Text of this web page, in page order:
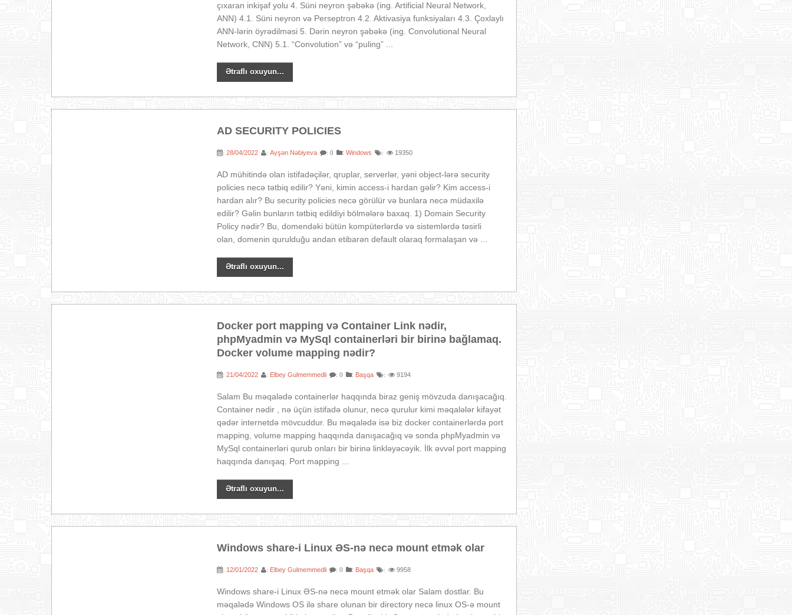
çıxaran inkişaf yolu 4. Süni neyron şəbəkə (ing. Artificial Neural Network,
ANN) 4.1. Süni neyron və Perseptron 4.2. Aktivasiya funksiyaları 4.3. Çoxlaylı
ANN-lərin öyrədilməsi 5. Dərin neyron şəbəkə (ing. Convolutional Neural
Network, CNN) 5.1. “Convolution” və “puling” ...
Ətraflı oxuyun...
AD SECURITY POLICIES
:28/04/2022 :Ayşən Nəbiyeva : 0 :Windows : 19350
AD mühitində olan istifadəçilər, qruplar, serverlər, yəni object-lərə security
policies necə tətbiq edilir? Yəni, kimin access-i hardan gəlir? Kim access-i
hardan alır? Bu security policies necə görülür və bunlara necə müdaxilə
edilir? Gəlin bunların tətbiq edildiyi bölmələrə baxaq. 1) Domain Security
Policy nədir? Bu, domendəki bütün kompüterlərdə və sistemlərdə təsirli
olan, domenin qurulduğu andan etibarən default olaraq formalaşan və ...
Ətraflı oxuyun...
Docker port mapping və Container Link nədir,
phpMyadmin və MySql containerləri bir birinə bağlamaq.
Docker volume mapping nədir?
:21/04/2022 : Elbey Gulmemmedli : 0 : Başqa : 9194
Salam Bu məqalədə containerlər haqqında biraz geniş mövzuda danışacağıq.
Container nədir , nə üçün istifadə olunur, necə qurulur kimi məqalələr kifayət
qədər internetdə mövcuddur. Bu məqalədə isə biz docker containerlərdə port
mapping, volume mapping haqqında danışacağıq və sonda phpMyadmin və
MySql containerləri qurub onları bir birinə linkləyəcəyik. İlk əvvəl port mapping
haqqında danışaq. Port mapping ...
Ətraflı oxuyun...
Windows share-i Linux ƏS-nə necə mount etmək olar
: 12/01/2022 : Elbey Gulmemmedli : 0 : Başqa : 9958
Windows share-i Linux ƏS-nə necə mount etmək olar Salam dostlar. Bu
məqalədə Windows OS ilə share olunan bir directory necə linux OS-ə mount